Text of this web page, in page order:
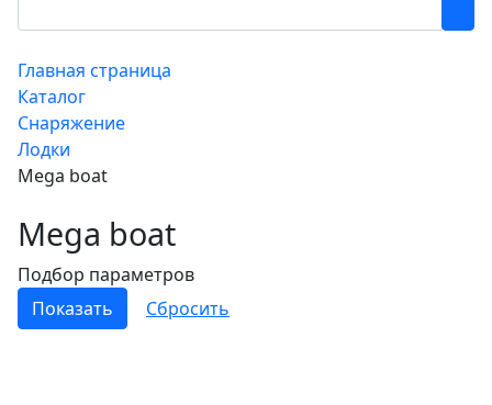
Главная страница
Каталог
Снаряжение
Лодки
Mega boat
Mega boat
Подбор параметров